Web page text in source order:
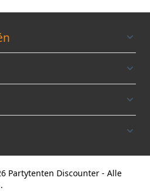
Partytenten Discounter - Alle